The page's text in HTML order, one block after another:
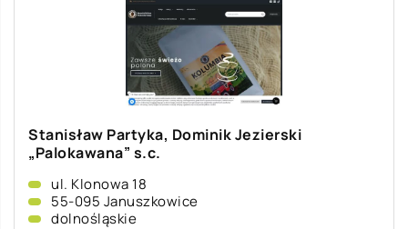
Stanisław Partyka, Dominik Jezierski
„Palokawana” s.c.
ul. Klonowa 18
55-095 Januszkowice
dolnośląskie